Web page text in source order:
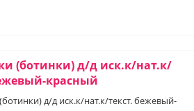
(ботинки) д/д иск.к/нат.к/
красный
д/д иск.к/нат.к/текст. бежевый-